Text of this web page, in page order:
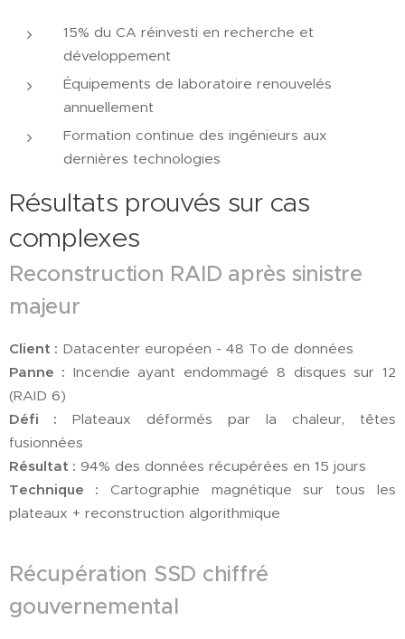
15% du CA réinvesti en recherche et
développement
Équipements de laboratoire renouvelés
annuellement
Formation continue des ingénieurs aux
dernières technologies
Résultats prouvés sur cas
complexes
Reconstruction RAID après sinistre
majeur
Client : Datacenter européen - 48 To de données
Panne : Incendie ayant endommagé 8 disques sur 12
(RAID 6)
Défi : Plateaux déformés par la chaleur, têtes
fusionnées
Résultat : 94% des données récupérées en 15 jours
Technique : Cartographie magnétique sur tous les
plateaux + reconstruction algorithmique
Récupération SSD chiffré
gouvernemental